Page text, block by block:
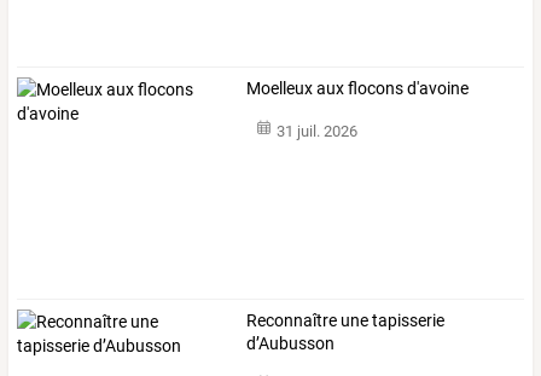
Moelleux aux flocons d'avoine
31 juil. 2026
Reconnaître une tapisserie
d’Aubusson